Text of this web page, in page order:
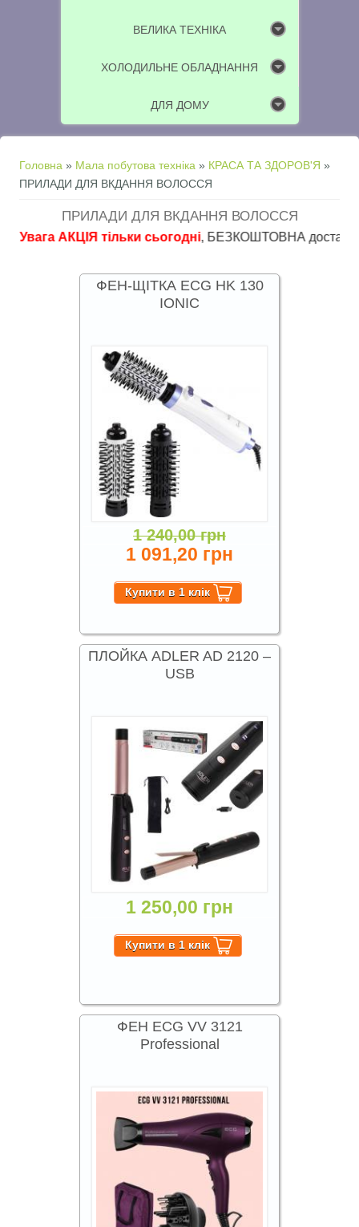
ВЕЛИКА ТЕХНІКА
ХОЛОДИЛЬНЕ ОБЛАДНАННЯ
ДЛЯ ДОМУ
Ви є тут
Головна » Мала побутова техніка » КРАСА ТА ЗДОРОВ'Я »
ПРИЛАДИ ДЛЯ ВКДАННЯ ВОЛОССЯ
ПРИЛАДИ ДЛЯ ВКДАННЯ ВОЛОССЯ
АКЦІЯ тільки сьогодні, БЕЗКОШТОВНА доставка в
ФЕН-ЩІТКА ECG HK 130
IONIC
1 240,00 грн
1 091,20 грн
ПЛОЙКА ADLER AD 2120 –
USB
1 250,00 грн
ФЕН ECG VV 3121
Professional